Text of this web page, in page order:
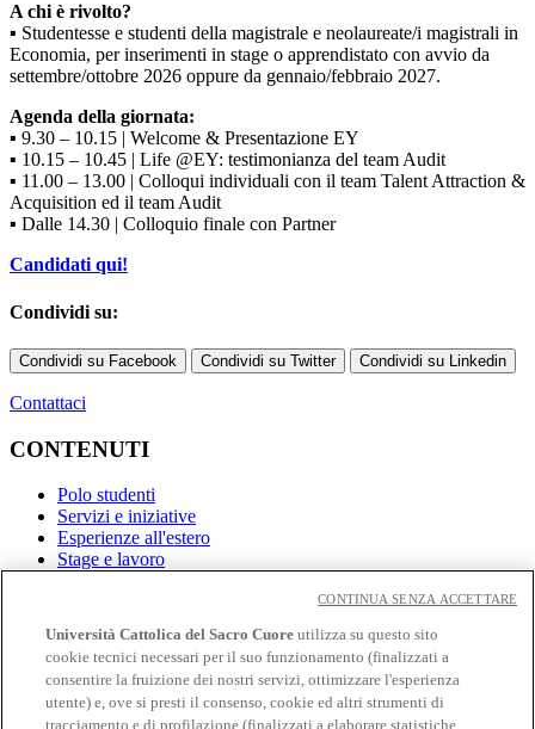
A chi è rivolto?
▪ Studentesse e studenti della magistrale e neolaureate/i magistrali in
Economia, per inserimenti in stage o apprendistato con avvio da
settembre/ottobre 2026 oppure da gennaio/febbraio 2027.
Agenda della giornata:
▪ 9.30 – 10.15 | Welcome & Presentazione EY
▪ 10.15 – 10.45 | Life @EY: testimonianza del team Audit
▪ 11.00 – 13.00 | Colloqui individuali con il team Talent Attraction &
Acquisition ed il team Audit
▪ Dalle 14.30 | Colloquio finale con Partner
Candidati qui!
Condividi su:
Condividi su Facebook Condividi su Twitter Condividi su Linkedin
Contattaci
CONTENUTI
Polo studenti
Servizi e iniziative
Esperienze all'estero
Stage e lavoro
Contatti
Eventi
Avvisi
Università Cattolica del Sacro Cuore utilizza su questo sito
cookie tecnici necessari per il suo funzionamento (finalizzati a
consentire la fruizione dei nostri servizi, ottimizzare l'esperienza
utente) e, ove si presti il consenso, cookie ed altri strumenti di
tracciamento e di profilazione (finalizzati a elaborare statistiche
CONTINUA SENZA ACCETTARE